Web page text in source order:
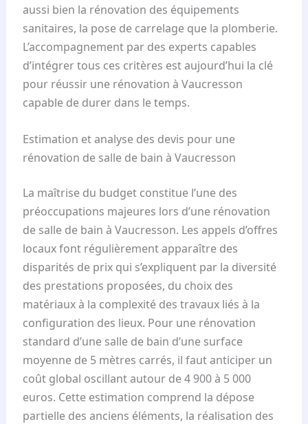
aussi bien la rénovation des équipements
sanitaires, la pose de carrelage que la plomberie.
L’accompagnement par des experts capables
d’intégrer tous ces critères est aujourd’hui la clé
pour réussir une rénovation à Vaucresson
capable de durer dans le temps.
Estimation et analyse des devis pour une
rénovation de salle de bain à Vaucresson
La maîtrise du budget constitue l’une des
préoccupations majeures lors d’une rénovation
de salle de bain à Vaucresson. Les appels d’offres
locaux font régulièrement apparaître des
disparités de prix qui s’expliquent par la diversité
des prestations proposées, du choix des
matériaux à la complexité des travaux liés à la
configuration des lieux. Pour une rénovation
standard d’une salle de bain d’une surface
moyenne de 5 mètres carrés, il faut anticiper un
coût global oscillant autour de 4 900 à 5 000
euros. Cette estimation comprend la dépose
partielle des anciens éléments, la réalisation des